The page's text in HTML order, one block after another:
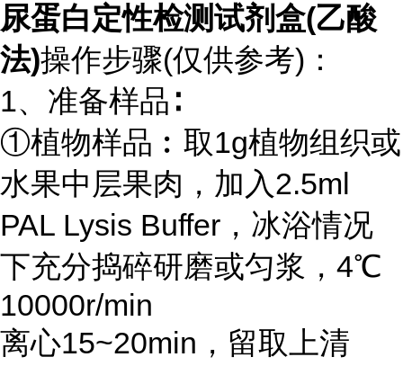
尿蛋白定性检测试剂盒(乙酸
法)操作步骤(仅供参考)：
1、准备样品∶
①植物样品︰取1g植物组织或
水果中层果肉，加入2.5ml
PAL Lysis Buffer，冰浴情况
下充分捣碎研磨或匀浆，4℃
10000r/min
离心15~20min，留取上清